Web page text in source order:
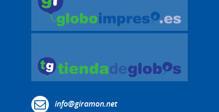
info@giramon.net